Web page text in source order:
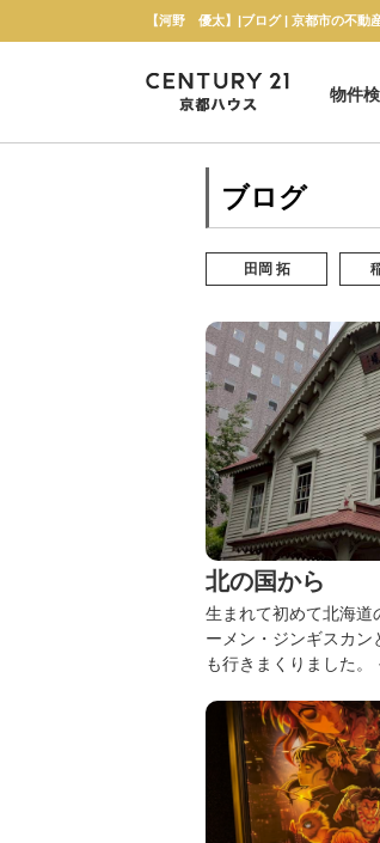
【河野 優太】|ブログ | 京都市の不動
物件
ブログ
田岡 拓
北の国から
生まれて初めて北海道
ーメン・ジンギスカン
も行きまくりました。